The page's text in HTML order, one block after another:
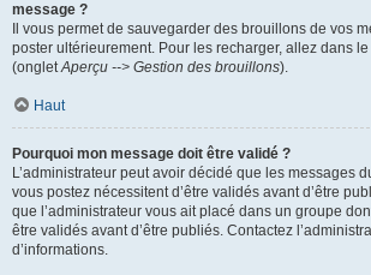
message ?
Il vous permet de sauvegarder des brouillons de vos
poster ultérieurement. Pour les recharger, allez dans
(ongletAperçu --> Gestion des brouillons).
Haut
Pourquoi mon message doit être validé ?
L’administrateur peut avoir décidé que les messages
vous postez nécessitent d’être validés avant d’être
que l’administrateur vous ait placé dans un groupe
être validés avant d’être publiés. Contactez
d’informations.